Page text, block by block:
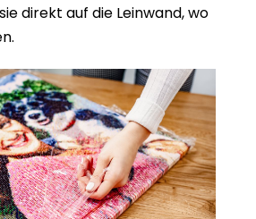
direkt auf die Leinwand, wo